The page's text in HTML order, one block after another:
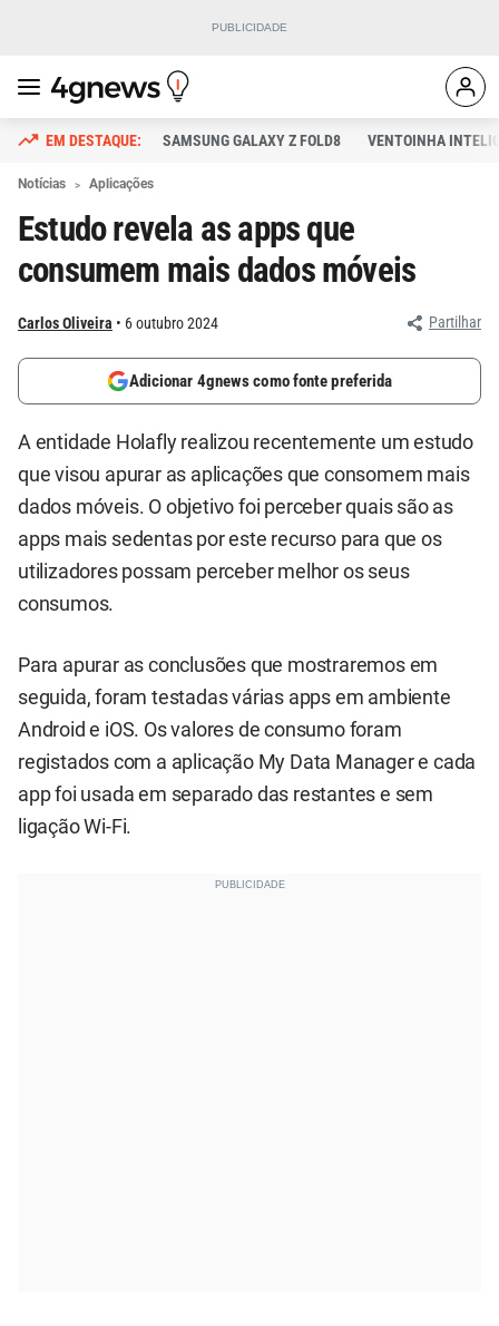
SAMSUNG GALAXY Z FOLD8 VENTOINHA
Notícias Aplicações
Estudo revela as apps que
consumem mais dados móveis
Carlos Oliveira 6 outubro 2024 Partilhar
Adicionar 4gnews como fonte preferida
A entidade Holafly realizou recentemente um estudo
que visou apurar as aplicações que consomem mais
dados móveis. O objetivo foi perceber quais são as
apps mais sedentas por este recurso para que os
utilizadores possam perceber melhor os seus
consumos.
Para apurar as conclusões que mostraremos em
seguida, foram testadas várias apps em ambiente
Android e iOS. Os valores de consumo foram
registados com a aplicação My Data Manager e cada
app foi usada em separado das restantes e sem
ligação Wi-Fi.